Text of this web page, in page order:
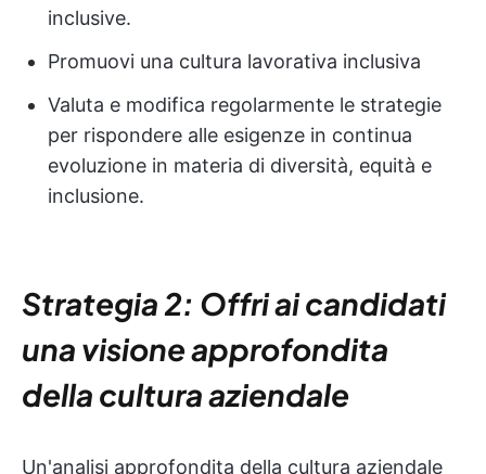
inclusive.
Promuovi una cultura lavorativa inclusiva
Valuta e modifica regolarmente le strategie
per rispondere alle esigenze in continua
evoluzione in materia di diversità, equità e
inclusione.
Strategia 2: Offri ai candidati
una visione approfondita
della cultura aziendale
Un'analisi approfondita della cultura aziendale